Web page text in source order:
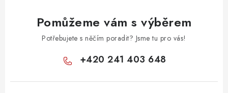
Pomůžeme vám s výběrem
Potřebujete s něčím poradit? Jsme tu pro vás!
+420 241 403 648